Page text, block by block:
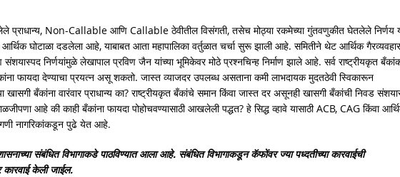
प्राधान्य, Non-Callable आणि Callable ठेवीतील विसंगती, तसेच मोठ्या रकमेच्या गुंतवणुकीत घेतलेले निर्णय
घोटाळा दडलेला आहे, याबाबत आता महापालिका वर्तुळात चर्चा सुरू झाली आहे. समितीने थेट आर्थिक गैरव्यवहार
निर्णयांमुळे लेखापाल प्रविण जैन यांच्या भूमिकेवर मोठे प्रश्नचिन्ह निर्माण झाले आहे. सर्व राष्ट्रीयकृत
फायदा देण्याचा प्रयत्न असू शकतो. जास्त व्याजदर उपलब्ध असताना कमी लाभदायक मुदतठेवी स्विकारून
बँकांना वारंवार प्राधान्य का? राष्ट्रीयकृत बँकांचे समान किंवा जास्त दर असूनही खासगी बँकांची निवड
आहे की काही बँकांना फायदा पोहोचवण्यासाठी आखलेली पद्धत? हे सिद्ध व्हावे यासाठी ACB, CAG किंवा
नागरिकांकडून पुढे येत आहे.
संबंधित विभागाकडे पाठविण्यात आला आहे. संबंधित विभागाकडून कॅफोंवर ज्या पध्दतीच्या कारवाईची
केली जाईल.